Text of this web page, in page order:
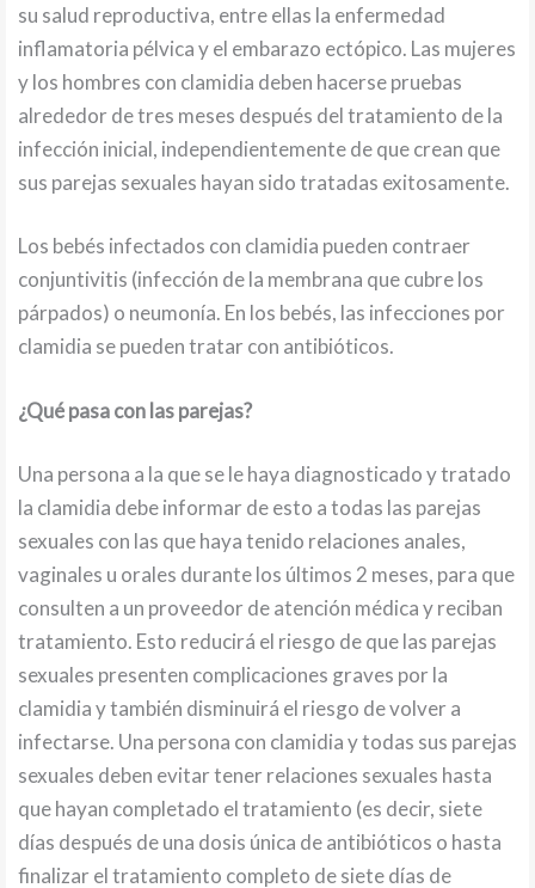
su salud reproductiva, entre ellas la enfermedad
inflamatoria pélvica y el embarazo ectópico. Las mujeres
y los hombres con clamidia deben hacerse pruebas
alrededor de tres meses después del tratamiento de la
infección inicial, independientemente de que crean que
sus parejas sexuales hayan sido tratadas exitosamente.
Los bebés infectados con clamidia pueden contraer
conjuntivitis (infección de la membrana que cubre los
párpados) o neumonía. En los bebés, las infecciones por
clamidia se pueden tratar con antibióticos.
¿Qué pasa con las parejas?
Una persona a la que se le haya diagnosticado y tratado
la clamidia debe informar de esto a todas las parejas
sexuales con las que haya tenido relaciones anales,
vaginales u orales durante los últimos 2 meses, para que
consulten a un proveedor de atención médica y reciban
tratamiento. Esto reducirá el riesgo de que las parejas
sexuales presenten complicaciones graves por la
clamidia y también disminuirá el riesgo de volver a
infectarse. Una persona con clamidia y todas sus parejas
sexuales deben evitar tener relaciones sexuales hasta
que hayan completado el tratamiento (es decir, siete
días después de una dosis única de antibióticos o hasta
finalizar el tratamiento completo de siete días de